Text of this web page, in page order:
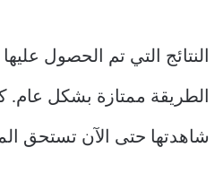
النتائج التي تم الحصول
الطريقة ممتازة بشكل عام.
شاهدتها حتى الآن تستحق